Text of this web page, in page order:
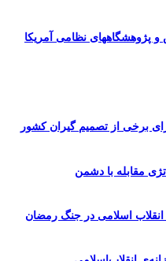
پژوهشگاههای نظامی آمریکا
برخی از تصمیم گیران کشور
مقابله با دشمن
اسلامی در جنگ رمضان